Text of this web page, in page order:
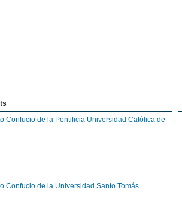
Confucio de la Pontificia Universidad Católica de
Confucio de la Universidad Santo Tomás